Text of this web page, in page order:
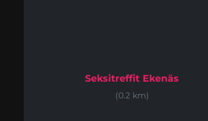
Seksitreffit Ekenäs
(0.2 km)